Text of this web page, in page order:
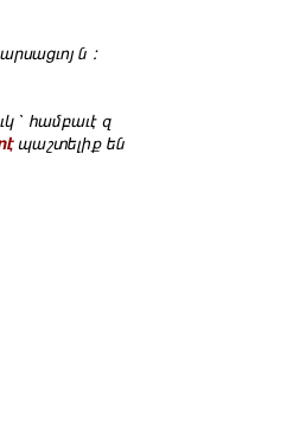
ն :
՝ համբաւէ զ
պաշտելիք են